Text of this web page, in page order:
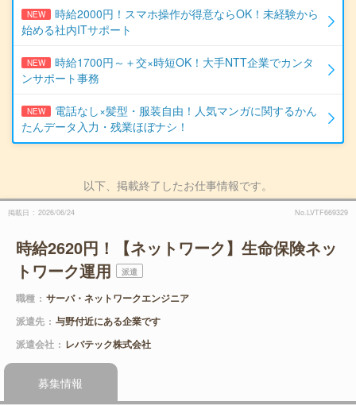
NEW
時給2000円！スマホ操作が得意ならOK！未経験から
始める社内ITサポート
NEW
時給1700円～＋交×時短OK！大手NTT企業でカンタ
ンサポート事務
NEW
電話なし×髪型・服装自由！人気マンガに関するかん
たんデータ入力・残業ほぼナシ！
以下、掲載終了したお仕事情報です。
掲載日 2026/06/24 No.LVTF669329
時給2620円！【ネットワーク】生命保険ネッ
トワーク運用
派遣
職種
サーバ・ネットワークエンジニア
派遣先
与野付近にある企業です
派遣会社
レバテック株式会社
募集情報